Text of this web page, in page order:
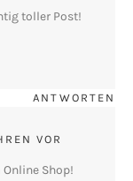
toller Post!
VOR
ANTWORTEN
Shop!